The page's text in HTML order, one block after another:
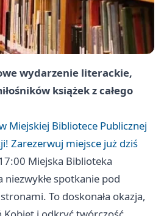
wydarzenie literackie,
książek z całego
Miejskiej Bibliotece Publicznej
Zarezerwuj miejsce już dziś
Miejska Biblioteka
niezwykłe spotkanie pod
To doskonała okazja,